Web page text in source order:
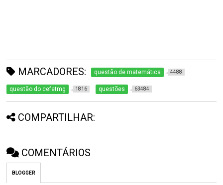
MARCADORES: questão de matemática 4488
questão do cefetmg 1816 questões 63484
COMPARTILHAR:
COMENTÁRIOS
BLOGGER